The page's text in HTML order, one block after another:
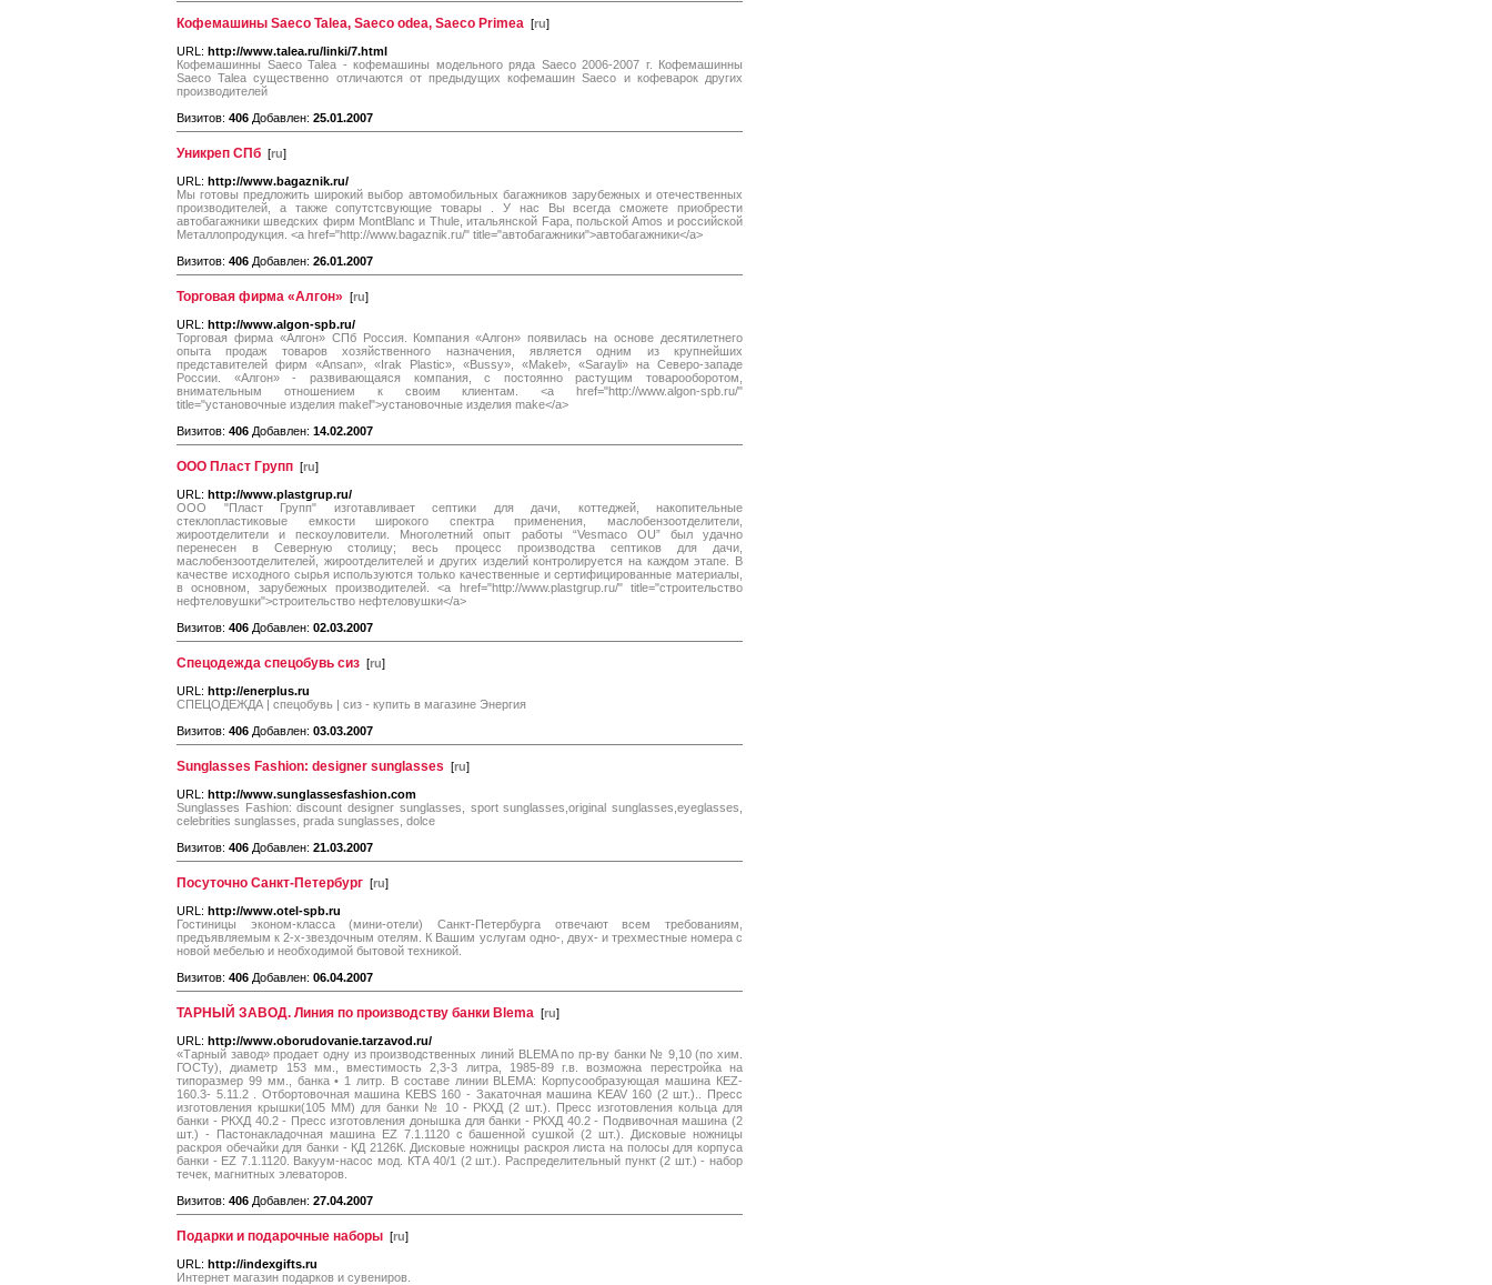
Кофемашины Saeco Talea, Saeco odea, Saeco Primea [ru]
URL: http://www.talea.ru/linki/7.html
Кофемашинны Saeco Talea - кофемашины модельного ряда Saeco 2006-2007 г. Кофемашинны
Saeco Talea существенно отличаются от предыдущих кофемашин Saeco и кофеварок других
производителей
Визитов: 406 Добавлен: 25.01.2007
Уникреп СПб [ru]
URL: http://www.bagaznik.ru/
Мы готовы предложить широкий выбор автомобильных багажников зарубежных и отечественных
производителей, а также сопутстсвующие товары . У нас Вы всегда сможете приобрести
автобагажники шведских фирм MontBlanc и Thule, итальянской Fapa, польской Amos и российской
Металлопродукция. <a href="http://www.bagaznik.ru/" title="автобагажники">автобагажники</a>
Визитов: 406 Добавлен: 26.01.2007
Торговая фирма «Алгон» [ru]
URL: http://www.algon-spb.ru/
Торговая фирма «Алгон» СПб Россия. Компания «Алгон» появилась на основе десятилетнего
опыта продаж товаров хозяйственного назначения, является одним из крупнейших
представителей фирм «Ansan», «Irak Plastic», «Bussy», «Makel», «Sarayli» на Северо-западе
России. «Алгон» - развивающаяся компания, с постоянно растущим товарооборотом,
внимательным отношением к своим клиентам. <a href="http://www.algon-spb.ru/"
title="установочные изделия makel">установочные изделия make</a>
Визитов: 406 Добавлен: 14.02.2007
ООО Пласт Групп [ru]
URL: http://www.plastgrup.ru/
ООО "Пласт Групп" изготавливает септики для дачи, коттеджей, накопительные
стеклопластиковые емкости широкого спектра применения, маслобензоотделители,
жироотделители и пескоуловители. Многолетний опыт работы “Vesmaco OU” был удачно
перенесен в Северную столицу; весь процесс производства септиков для дачи,
маслобензоотделителей, жироотделителей и других изделий контролируется на каждом этапе. В
качестве исходного сырья используются только качественные и сертифицированные материалы,
в основном, зарубежных производителей. <a href="http://www.plastgrup.ru/" title="строительство
нефтеловушки">строительство нефтеловушки</a>
Визитов: 406 Добавлен: 02.03.2007
Спецодежда спецобувь сиз [ru]
URL: http://enerplus.ru
СПЕЦОДЕЖДА | спецобувь | сиз - купить в магазине Энергия
Визитов: 406 Добавлен: 03.03.2007
Sunglasses Fashion: designer sunglasses [ru]
URL: http://www.sunglassesfashion.com
Sunglasses Fashion: discount designer sunglasses, sport sunglasses,original sunglasses,eyeglasses,
celebrities sunglasses, prada sunglasses, dolce
Визитов: 406 Добавлен: 21.03.2007
Посуточно Санкт-Петербург [ru]
URL: http://www.otel-spb.ru
Гостиницы эконом-класса (мини-отели) Санкт-Петербурга отвечают всем требованиям,
предъявляемым к 2-х-звездочным отелям. К Вашим услугам одно-, двух- и трехместные номера с
новой мебелью и необходимой бытовой техникой.
Визитов: 406 Добавлен: 06.04.2007
ТАРНЫЙ ЗАВОД. Линия по производству банки Blema [ru]
URL: http://www.oborudovanie.tarzavod.ru/
«Тарный завод» продает одну из производственных линий BLEMA по пр-ву банки № 9,10 (по хим.
ГОСТу), диаметр 153 мм., вместимость 2,3-3 литра, 1985-89 г.в. возможна перестройка на
типоразмер 99 мм., банка • 1 литр. В составе линии BLEMA: Корпусообразующая машина КЕZ-
160.3- 5.11.2 . Отбортовочная машина KEBS 160 - Закаточная машина KEAV 160 (2 шт.).. Пресс
изготовления крышки(105 ММ) для банки № 10 - PКХД (2 шт.). Пресс изготовления кольца для
банки - РКХД 40.2 - Пресс изготовления донышка для банки - РКХД 40.2 - Подвивочная машина (2
шт.) - Пастонакладочная машина EZ 7.1.1120 с башенной сушкой (2 шт.). Дисковые ножницы
раскроя обечайки для банки - КД 2126К. Дисковые ножницы раскроя листа на полосы для корпуса
банки - EZ 7.1.1120. Вакуум-насос мод. КТА 40/1 (2 шт.). Распределительный пункт (2 шт.) - набор
течек, магнитных элеваторов.
Визитов: 406 Добавлен: 27.04.2007
Подарки и подарочные наборы [ru]
URL: http://indexgifts.ru
Интернет магазин подарков и сувениров.